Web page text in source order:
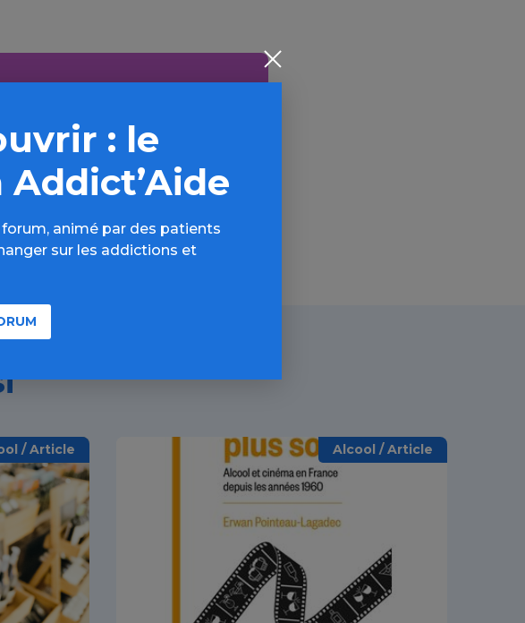
Alcool
pratiques, FAQ,
/ Article Alcool / Article
: le
Addict’Aide
animé par des patients
sur les addictions et